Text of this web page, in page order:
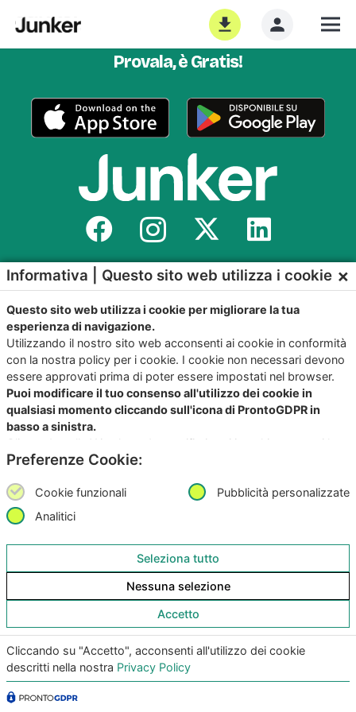
Scarica subito l’App per IOS e Android
Provala, è Gratis!
Copyright ©2026Giunko srl | All Rights Reserved |
Powered by Giunko srl
Via di Corticella 205/N, 40128 Bologna – PI
03347871208
Privacy Policy|Termini & Condizioni|Policy AI|Codice
Etico Giunko|Politica Aziendale|CSA Star Registry|
CSA Star Self Assessment| ACN: QUALIFICA livello CQ1,
ID SA-7060
Informativa | Questo sito web utilizza i cookie ×
Questo sito web utilizza i cookie per migliorare la tua
esperienza di navigazione.
Utilizzando il nostro sito web acconsenti ai cookie in conformità
con la nostra policy per i cookie. I cookie non necessari devono
essere approvati prima di poter essere impostati nel browser.
Puoi modificare il tuo consenso all'utilizzo dei cookie in
qualsiasi momento cliccando sull'icona di ProntoGDPR in
basso a sinistra.
Cliccando sulla X in alto a destra rifiuti tutti i cookie e accetti la
memorizzazione dei soli cookie necessari.
Preferenze Cookie:
Cookie funzionali
Pubblicità personalizzate
Analitici
Seleziona tutto
Nessuna selezione
Accetto
Cliccando su "Accetto", acconsenti all'utilizzo dei cookie
descritti nella nostra Privacy Policy